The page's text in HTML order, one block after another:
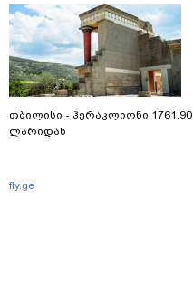
თბილისი - ჰერაკლიონი 1761.90
ლარიდან
fly.ge